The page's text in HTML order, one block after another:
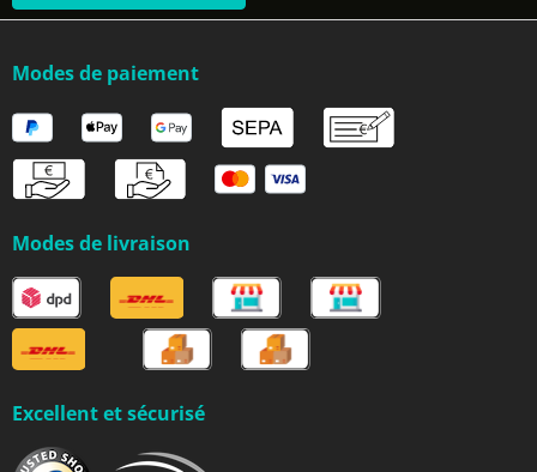
Modes de paiement
Modes de livraison
Excellent et sécurisé